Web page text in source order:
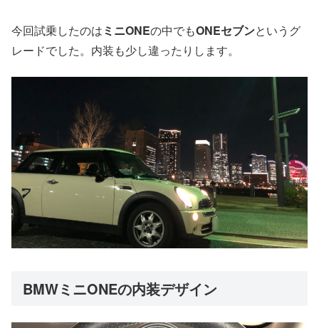
今回試乗したのはミニONEの中でもONEセブンというグ
レードでした。内装も少し違ったりします。
BMWミニONEの内装デザイン